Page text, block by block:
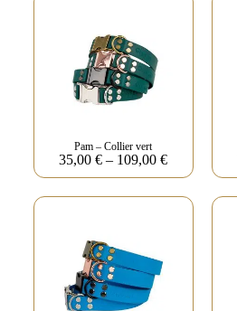
Pam – Collier vert
35,00€ – 109,00€